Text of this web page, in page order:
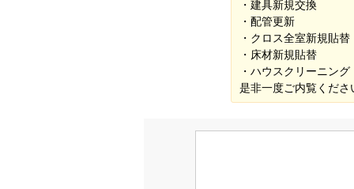
・建具新規交換
・配管更新
・クロス全室新規貼替
・床材新規貼替
・ハウスクリーニング
是非一度ご内覧くださ